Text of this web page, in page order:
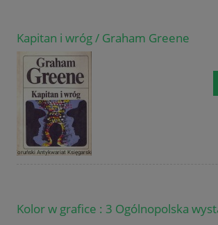
Kapitan i wróg / Graham Greene
Kolor w grafice : 3 Ogólnopolska